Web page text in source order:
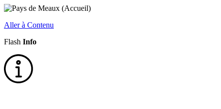
Aller à Contenu
Flash Info